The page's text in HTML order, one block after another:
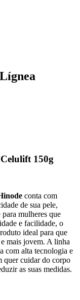
150g
conta com
de sua pele,
mulheres que
e facilidade, o
ideal para que
mais jovem. A linha
com alta tecnologia e
quer cuidar do corpo
as suas medidas.